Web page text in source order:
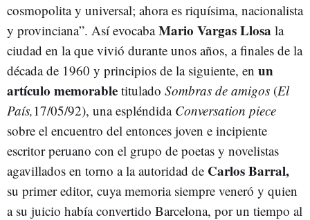
cosmopolita y universal; ahora es riquísima, nacionalista
y provinciana”. Así evocabaMario Vargas Llosa la
ciudad en la que vivió durante unos años, a finales de la
década de 1960 y principios de la siguiente, en un
artículo memorable titulado Sombras de amigos (El
País,17/05/92), una espléndida Conversation piece
sobre el encuentro del entonces joven e incipiente
escritor peruano con el grupo de poetas y novelistas
agavillados en torno a la autoridad de Carlos Barral,
su primer editor, cuya memoria siempre veneró y quien
a su juicio había convertido Barcelona, por un tiempo al